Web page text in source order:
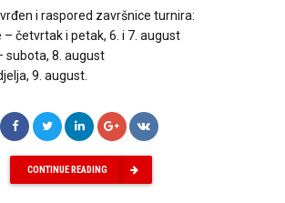
i raspored završnice turnira:
četvrtak i petak, 6. i 7. august
subota, 8. august
9. august.
CONTINUE READING